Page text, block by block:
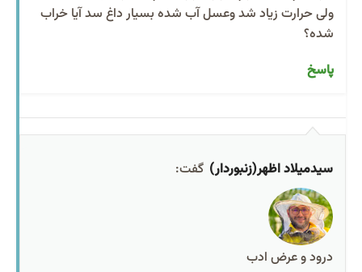
ولی حرارت زیاد شد وعسل آب شده بسیار داغ سد آیا خراب
شده؟
پاسخ
سیدمیلاد اظهر(زنبوردار) گفت:
درود و عرض ادب